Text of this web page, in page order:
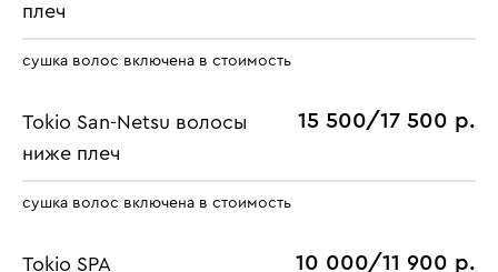
плеч
сушка волос включена в стоимость
Tokio San-Netsu волосы
ниже плеч
15 500/17 500 р.
сушка волос включена в стоимость
Tokio SPA 10 000/11 900 р.